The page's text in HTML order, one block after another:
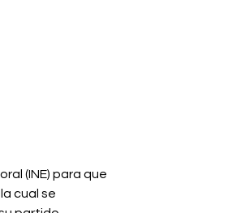
(INE) para que
cual se